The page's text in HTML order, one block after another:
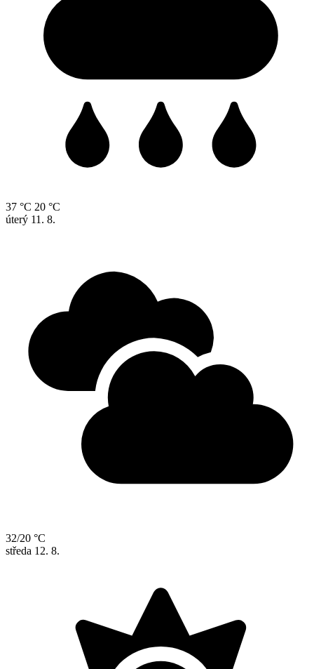
37 °C 20 °C
úterý 11. 8.
32/20 °C
středa 12. 8.